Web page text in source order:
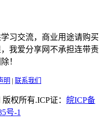
习交流，商业用途请购买
我爱分享网不承担连带责
！
明 | 联系我们
权所有.ICP证： 皖ICP备
号-1